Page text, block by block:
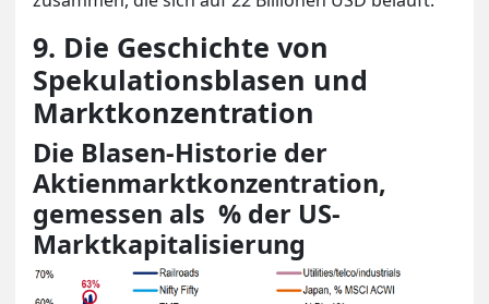
9. Die Geschichte von
Spekulationsblasen und
Marktkonzentration
Die Blasen-Historie der
Aktienmarktkonzentration,
gemessen als % der US-
Marktkapitalisierung